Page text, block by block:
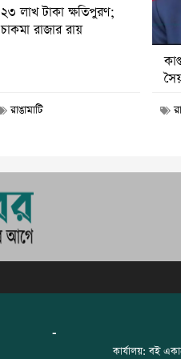
২৩ লাখ টাকা ক্ষতিপুরণ;
চাকমা রাজার রায়
রাঙামাটি
-
কার্যালয়: বই